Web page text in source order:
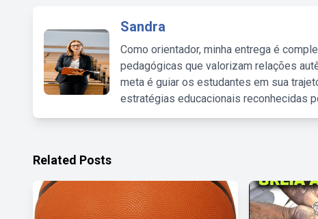
Sandra
Como orientador, minha entrega é
pedagógicas que valorizam relações
meta é guiar os estudantes em sua
estratégias educacionais reconhecidas
Related Posts